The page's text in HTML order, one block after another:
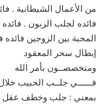
من الأعمال الشيطانية .
فائده لجلب الزبون .
المحبة بين الزوجين
إبطال سحر المعقود
ومتخصصــون بأمر الله
فــــــي جلــب الحبيب
بمعني : جلب وخطف عقل